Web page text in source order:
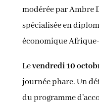
modérée par Ambre
spécialisée en
économique
Levendredi 10
journée phare. Un
du programme